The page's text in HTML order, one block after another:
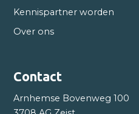
Kennispartner worden
Over ons
Contact
Arnhemse Bovenweg 100